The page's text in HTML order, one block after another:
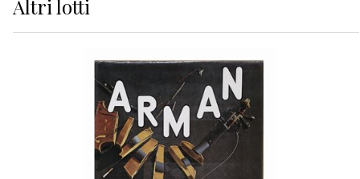
Altrilotti